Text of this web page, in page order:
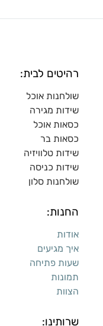
רהיטים לבית:
שולחנות אוכל
שידות מגירה
כסאות אוכל
כסאות בר
שידות טלוויזיה
שידות כניסה
שולחנות סלון
החנות:
אודות
איך מגיעים
שעות פתיחה
תמונות
הצוות
שרותינו: